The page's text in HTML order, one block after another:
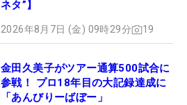
ネタ”】
2026年8月7日 (金) 09時29分 19
金田久美子がツアー通算500試合に
参戦！ プロ18年目の大記録達成に
「あんびりーばぼー」